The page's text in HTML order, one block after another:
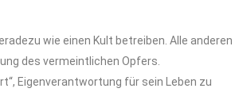
wie einen Kult betreiben. Alle anderen
des vermeintlichen Opfers.
Eigenverantwortung für sein Leben zu